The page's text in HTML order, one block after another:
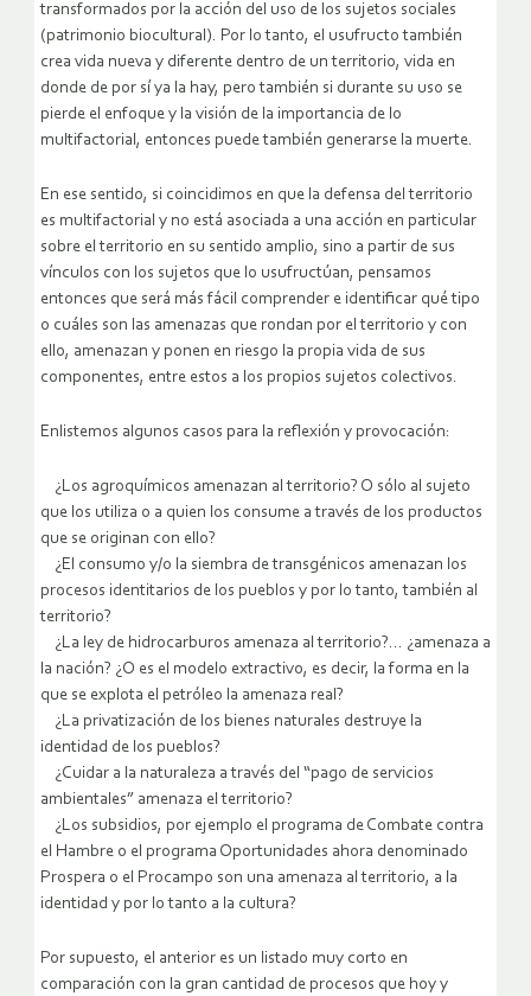
transformados por la acción del uso de los sujetos sociales
(patrimonio biocultural). Por lo tanto, el usufructo también
crea vida nueva y diferente dentro de un territorio, vida en
donde de por sí ya la hay, pero también si durante su uso se
pierde el enfoque y la visión de la importancia de lo
multifactorial, entonces puede también generarse la muerte.
En ese sentido, si coincidimos en que la defensa del territorio
es multifactorial y no está asociada a una acción en particular
sobre el territorio en su sentido amplio, sino a partir de sus
vínculos con los sujetos que lo usufructúan, pensamos
entonces que será más fácil comprender e identificar qué tipo
o cuáles son las amenazas que rondan por el territorio y con
ello, amenazan y ponen en riesgo la propia vida de sus
componentes, entre estos a los propios sujetos colectivos.
Enlistemos algunos casos para la reflexión y provocación:
¿Los agroquímicos amenazan al territorio? O sólo al sujeto
que los utiliza o a quien los consume a través de los productos
que se originan con ello?
¿El consumo y/o la siembra de transgénicos amenazan los
procesos identitarios de los pueblos y por lo tanto, también al
territorio?
¿La ley de hidrocarburos amenaza al territorio?… ¿amenaza a
la nación? ¿O es el modelo extractivo, es decir, la forma en la
que se explota el petróleo la amenaza real?
¿La privatización de los bienes naturales destruye la
identidad de los pueblos?
¿Cuidar a la naturaleza a través del “pago de servicios
ambientales” amenaza el territorio?
¿Los subsidios, por ejemplo el programa de Combate contra
el Hambre o el programa Oportunidades ahora denominado
Prospera o el Procampo son una amenaza al territorio, a la
identidad y por lo tanto a la cultura?
Por supuesto, el anterior es un listado muy corto en
comparación con la gran cantidad de procesos que hoy y